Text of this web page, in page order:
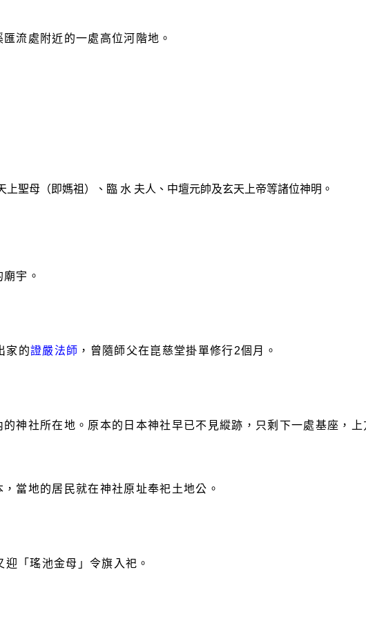
流處附近的一處高位河階地。
聖母（即媽祖）、臨 水 夫人、中壇元帥及玄天上帝等諸位神明。
宇。
家的證嚴法師 ，曾隨師父在崑慈堂掛單修行2個月。
神社所在地。原本的日本神社早已不見縱跡，只剩下一處基座，上
當地的居民就在神社原址奉祀土地公。
迎「瑤池金母」令旗入祀。